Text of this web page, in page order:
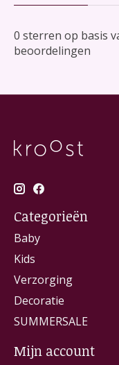
0 sterren op basis
beoordelingen
Categorieën
Baby
Kids
Verzorging
Decoratie
SUMMERSALE
Mijn account